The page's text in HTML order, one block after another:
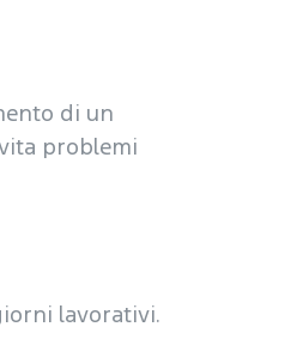
di un
problemi
lavorativi.